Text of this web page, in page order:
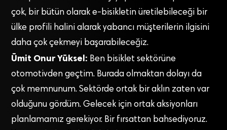
çok, bir bütün olarak e-bisikletin üretilebileceği bir
ülke profili halini alarak yabancı müşterilerin ilgisini
daha çok çekmeyi başarabileceğiz.
Ümit Onur Yüksel: Ben bisiklet sektörüne
otomotivden geçtim. Burada olmaktan dolayı da
çok memnunum. Sektörde ortak bir aklın zaten var
olduğunu gördüm. Gelecek için ortak aksiyonları
planlamamız gerekiyor. Bir fırsattan bahsediyoruz.